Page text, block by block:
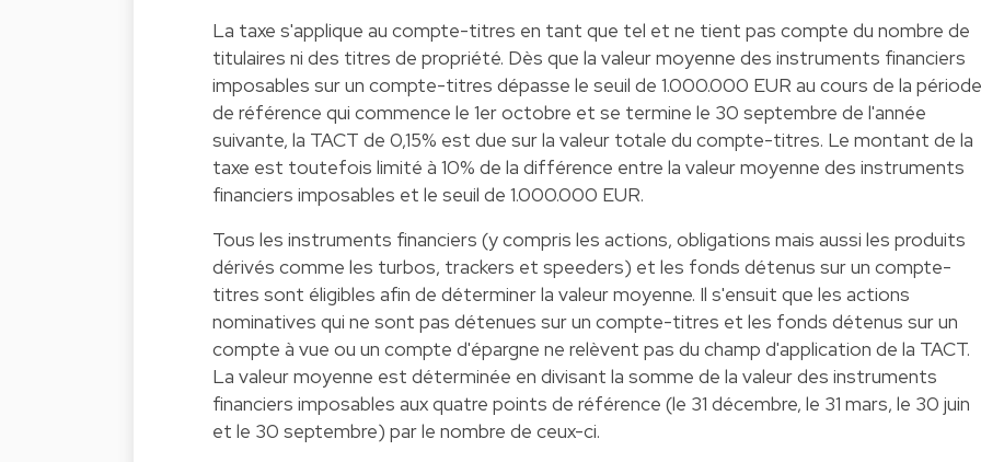
La taxe s'applique au compte-titres en tant que tel et ne tient pas compte du nombre de
titulaires ni des titres de propriété. Dès que la valeur moyenne des instruments financiers
imposables sur un compte-titres dépasse le seuil de 1.000.000 EUR au cours de la période
de référence qui commence le 1er octobre et se termine le 30 septembre de l'année
suivante, la TACT de 0,15% est due sur la valeur totale du compte-titres. Le montant de la
taxe est toutefois limité à 10% de la différence entre la valeur moyenne des instruments
financiers imposables et le seuil de 1.000.000 EUR.
Tous les instruments financiers (y compris les actions, obligations mais aussi les produits
dérivés comme les turbos, trackers et speeders) et les fonds détenus sur un compte-
titres sont éligibles afin de déterminer la valeur moyenne. Il s'ensuit que les actions
nominatives qui ne sont pas détenues sur un compte-titres et les fonds détenus sur un
compte à vue ou un compte d'épargne ne relèvent pas du champ d'application de la TACT.
La valeur moyenne est déterminée en divisant la somme de la valeur des instruments
financiers imposables aux quatre points de référence (le 31 décembre, le 31 mars, le 30 juin
et le 30 septembre) par le nombre de ceux-ci.